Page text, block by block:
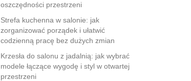
oszczędności przestrzeni
Strefa kuchenna w salonie: jak
zorganizować porządek i ułatwić
codzienną pracę bez dużych zmian
Krzesła do salonu z jadalnią: jak wybrać
modele łączące wygodę i styl w otwartej
przestrzeni